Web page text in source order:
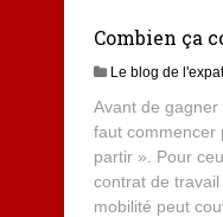
Combien ça
Le blog de l'expat
Avant de gagner
faut commencer
partir ». Pour
contrat de
mobilité peut